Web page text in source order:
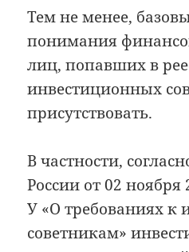
Тем не менее,
понимания
лиц, попавших в
инвестиционных
присутствовать.
В частности,
России от 02
У «О требованиях
советникам»